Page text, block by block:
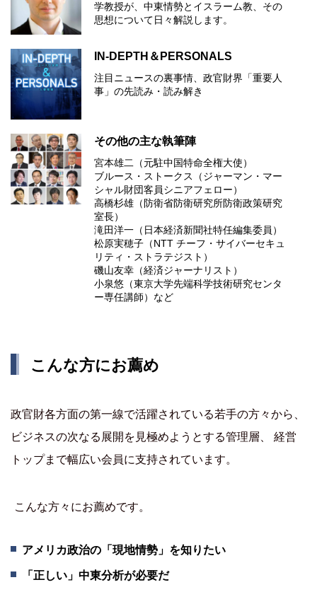
学教授が、中東情勢とイスラーム教、その
思想について⽇々解説します。
IN-DEPTH＆PERSONALS
注目ニュースの裏事情、政官財界「重要人
事」の先読み・読み解き
その他の主な執筆陣
宮本雄二（元駐中国特命全権大使）
ブルース・ストークス（ジャーマン・マー
シャル財団客員シニアフェロー）
高橋杉雄（防衛省防衛研究所防衛政策研究
室長）
滝田洋一（日本経済新聞社特任編集委員）
松原実穂子（NTT チーフ・サイバーセキュ
リティ・ストラテジスト）
磯山友幸（経済ジャーナリスト）
小泉悠（東京大学先端科学技術研究センタ
ー専任講師）など
こんな方にお薦め
政官財各方面の第一線で活躍されている若手の方々から、
ビジネスの次なる展開を見極めようとする管理層、 経営
トップまで幅広い会員に支持されています。
こんな方々にお薦めです。
アメリカ政治の「現地情勢」を知りたい
「正しい」中東分析が必要だ